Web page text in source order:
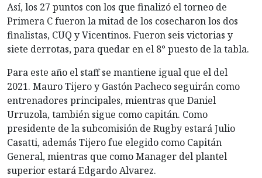
Así, los 27 puntos con los que finalizó el torneo de
Primera C fueron la mitad de los cosecharon los dos
finalistas, CUQ y Vicentinos. Fueron seis victorias y
siete derrotas, para quedar en el 8° puesto de la tabla.
Para este año el staff se mantiene igual que el del
2021. Mauro Tijero y Gastón Pacheco seguirán como
entrenadores principales, mientras que Daniel
Urruzola, también sigue como capitán. Como
presidente de la subcomisión de Rugby estará Julio
Casatti, además Tijero fue elegido como Capitán
General, mientras que como Manager del plantel
superior estará Edgardo Alvarez.